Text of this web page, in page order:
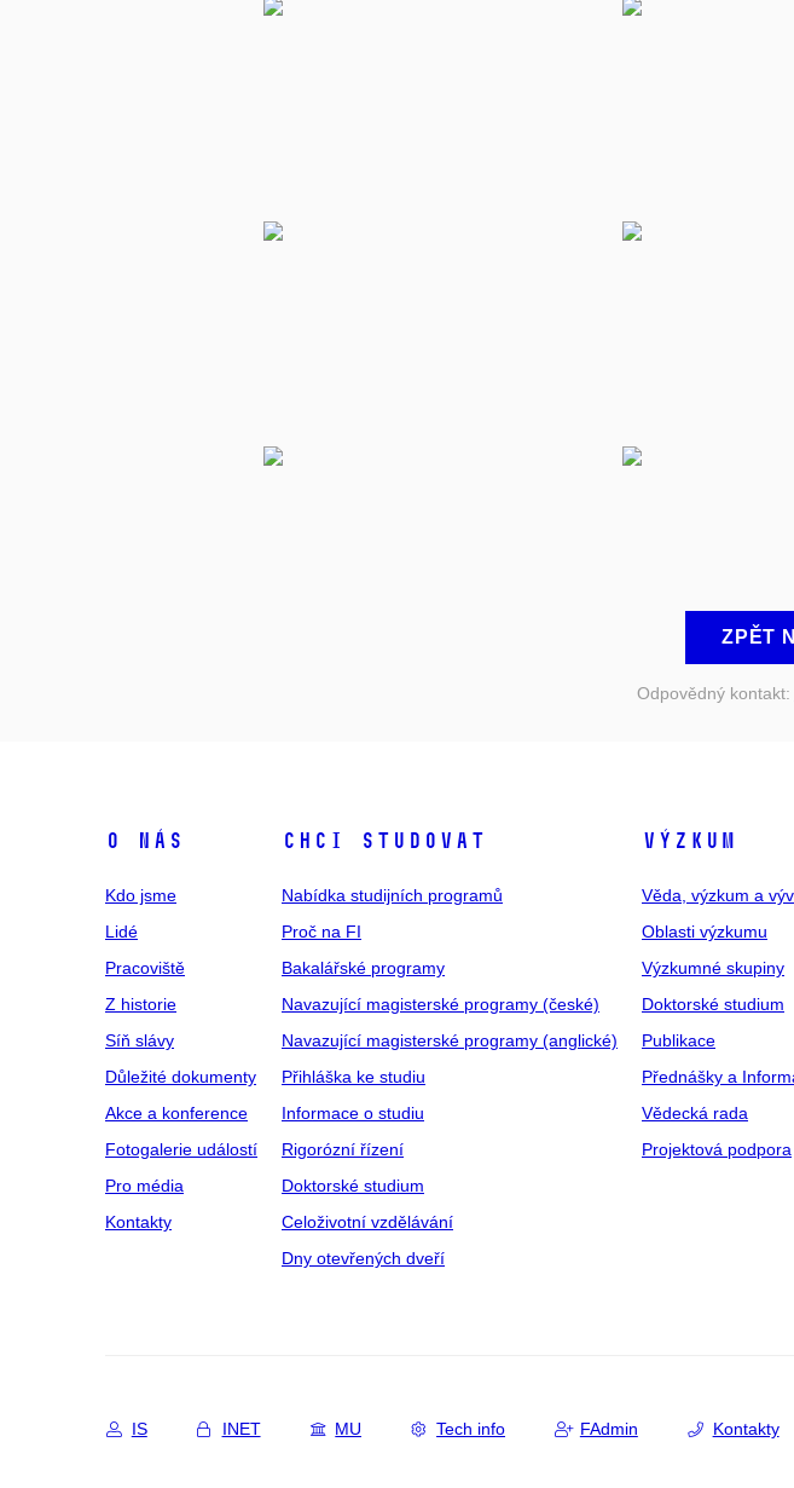
ZPĚT
Odpovědný kontakt:
O NÁS
Kdo jsme
Lidé
Pracoviště
Z historie
Síň slávy
Důležité dokumenty
Akce a konference
Fotogalerie událostí
Pro média
Kontakty
CHCI STUDOVAT
Nabídka studijních programů
Proč na FI
Bakalářské programy
Navazující magisterské programy (české)
Navazující magisterské programy (anglické)
Přihláška ke studiu
Informace o studiu
Rigorózní řízení
Doktorské studium
Celoživotní vzdělávání
Dny otevřených dveří
VÝZKUM
Věda, výzkum a
Oblasti výzkumu
Výzkumné skupiny
Doktorské studium
Publikace
Přednášky a
Vědecká rada
Projektová podpora
IS INET MU Tech info FAdmin Kontakty